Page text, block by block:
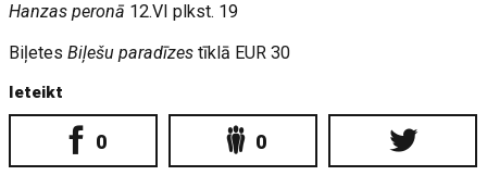
Hanzas peronā 12.VI plkst. 19
BiļetesBiļešu paradīzes tīklā EUR 30
Ieteikt
0 0